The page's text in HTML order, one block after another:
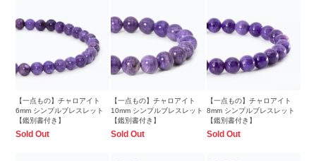
【一点もの】チャロアイト
6mm シンプルブレスレット
【鑑別書付き】
Sold Out
【一点もの】チャロアイト
10mm シンプルブレスレット
【鑑別書付き】
Sold Out
【一点もの】チャロアイト
8mm シンプルブレスレット
【鑑別書付き】
Sold Out